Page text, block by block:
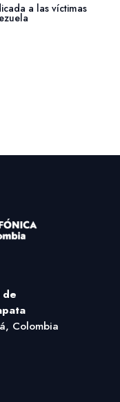
a las víctimas
de
Colombia